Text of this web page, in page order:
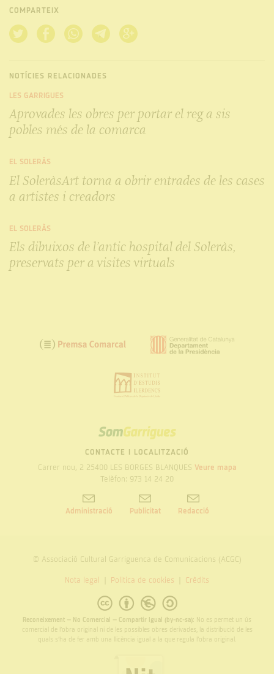
COMPARTEIX
NOTÍCIES RELACIONADES
LES GARRIGUES
Aprovades les obres per portar el reg a sis
pobles més de la comarca
EL SOLERÀS
El SoleràsArt torna a obrir entrades de les cases
a artistes i creadors
EL SOLERÀS
Els dibuixos de l’antic hospital del Soleràs,
preservats per a visites virtuals
SOM
GARRIGUES
CONTACTE I LOCALITZACIÓ
Carrer nou, 2 25400 LES BORGES BLANQUES Veure mapa
Telèfon: 973 14 24 20
Administració Publicitat Redacció
© Associació Cultural Garriguenca de Comunicacions (ACGC)
Nota legal Politica de cookies Crèdits
Reconeixement – No Comercial – Compartir Igual (by-nc-sa): No es permet un ús
comercial de l’obra original ni de les possibles obres derivades, la distribució de les
quals s’ha de fer amb una llicència igual a la que regula l’obra original.